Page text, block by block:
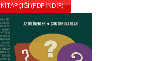
(PDF İNDİR)